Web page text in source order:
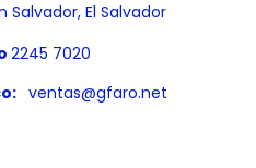
El Salvador
2245 7020
ventas@gfaro.net